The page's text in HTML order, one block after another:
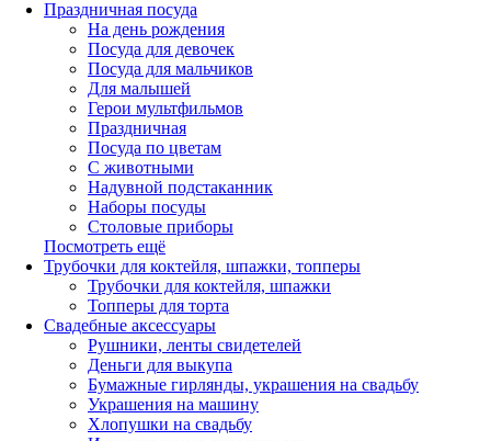
Праздничная посуда
На день рождения
Посуда для девочек
Посуда для мальчиков
Для малышей
Герои мультфильмов
Праздничная
Посуда по цветам
С животными
Надувной подстаканник
Наборы посуды
Столовые приборы
Посмотреть ещё
Трубочки для коктейля, шпажки, топперы
Трубочки для коктейля, шпажки
Топперы для торта
Свадебные аксессуары
Рушники, ленты свидетелей
Деньги для выкупа
Бумажные гирлянды, украшения на свадьбу
Украшения на машину
Хлопушки на свадьбу